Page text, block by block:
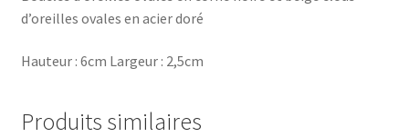
d’oreilles ovales en acier doré
Hauteur : 6cm Largeur : 2,5cm
Produits similaires